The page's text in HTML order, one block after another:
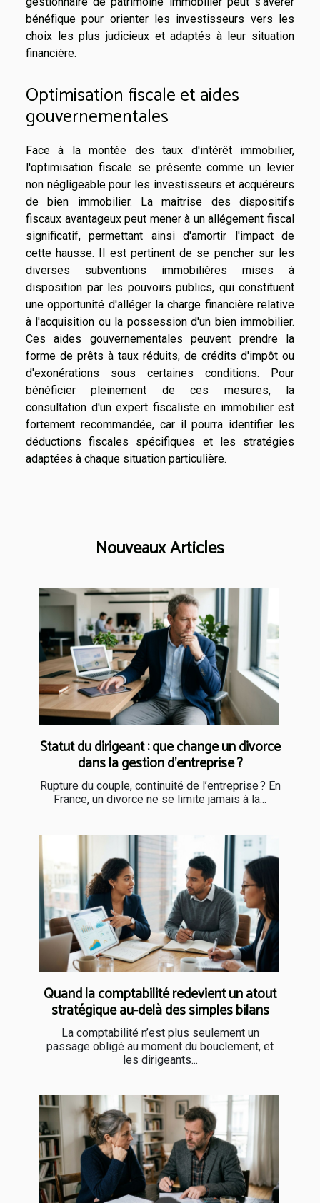
bénéfique pour orienter les investisseurs vers les
choix les plus judicieux et adaptés à leur situation
financière.
Optimisation fiscale et aides
gouvernementales
Face à la montée des taux d'intérêt immobilier,
l'optimisation fiscale se présente comme un levier
non négligeable pour les investisseurs et acquéreurs
de bien immobilier. La maîtrise des dispositifs
fiscaux avantageux peut mener à un allégement fiscal
significatif, permettant ainsi d'amortir l'impact de
cette hausse. Il est pertinent de se pencher sur les
diverses subventions immobilières mises à
disposition par les pouvoirs publics, qui constituent
une opportunité d'alléger la charge financière relative
à l'acquisition ou la possession d'un bien immobilier.
Ces aides gouvernementales peuvent prendre la
forme de prêts à taux réduits, de crédits d'impôt ou
d'exonérations sous certaines conditions. Pour
bénéficier pleinement de ces mesures, la
consultation d'un expert fiscaliste en immobilier est
fortement recommandée, car il pourra identifier les
déductions fiscales spécifiques et les stratégies
adaptées à chaque situation particulière.
Nouveaux Articles
Statut du dirigeant : que change un divorce
dans la gestion d’entreprise ?
Rupture du couple, continuité de l’entreprise ? En
France, un divorce ne se limite jamais à la...
Quand la comptabilité redevient un atout
stratégique au-delà des simples bilans
La comptabilité n’est plus seulement un
passage obligé au moment du bouclement, et
les dirigeants...